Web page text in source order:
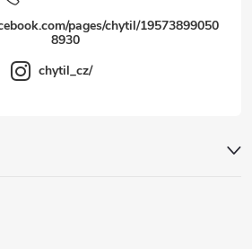
pages/chytil/19573899050
8930
chytil_cz/